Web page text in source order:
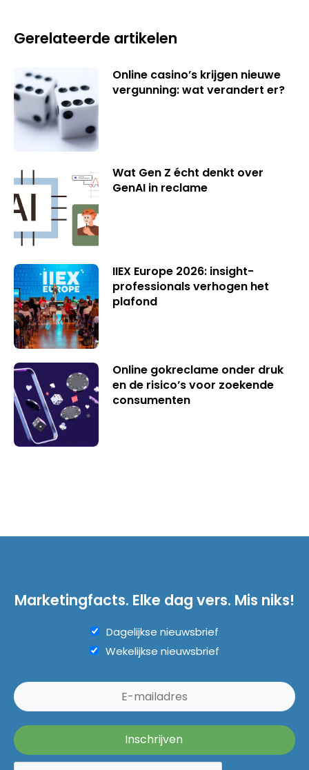
Gerelateerde artikelen
Online casino’s krijgen nieuwe
vergunning: wat verandert er?
Wat Gen Z écht denkt over
GenAI in reclame
IIEX Europe 2026: insight-
professionals verhogen het
plafond
Online gokreclame onder druk
en de risico’s voor zoekende
consumenten
Marketingfacts. Elke dag vers. Mis niks!
Dagelijkse nieuwsbrief
Wekelijkse nieuwsbrief